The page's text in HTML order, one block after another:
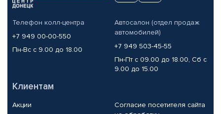
Телефон колл-центра
+7 949 00-00-550
Пн-Вс с 9.00 до 18.00
Автосалон (отдел продаж
автомобилей)
+7 949 503-45-55
Пн-Пт с 09.00 до 18.00, Сб с
9.00 до 15.00
Клиентам
Акции
Согласие посетителя сайта